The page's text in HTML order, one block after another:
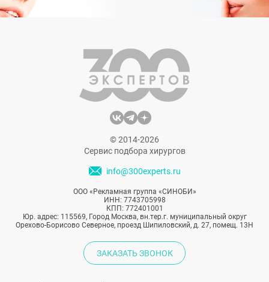
© 2014-2026
Сервис подбора хирургов
info@300experts.ru
ООО «Рекламная группа «СИНОБИ»
ИНН: 7743705998
КПП: 772401001
Юр. адрес: 115569, Город Москва, вн.тер.г. муниципальный округ
Орехово-Борисово Северное, проезд Шипиловский, д. 27, помещ. 13Н
ЗАКАЗАТЬ ЗВОНОК